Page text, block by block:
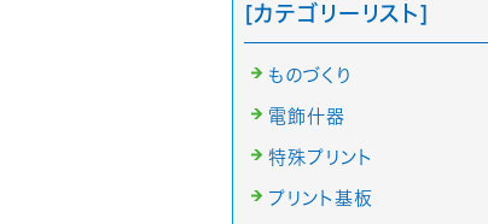
[カテゴリーリスト]
ものづくり
電飾什器
特殊プリント
プリント基板